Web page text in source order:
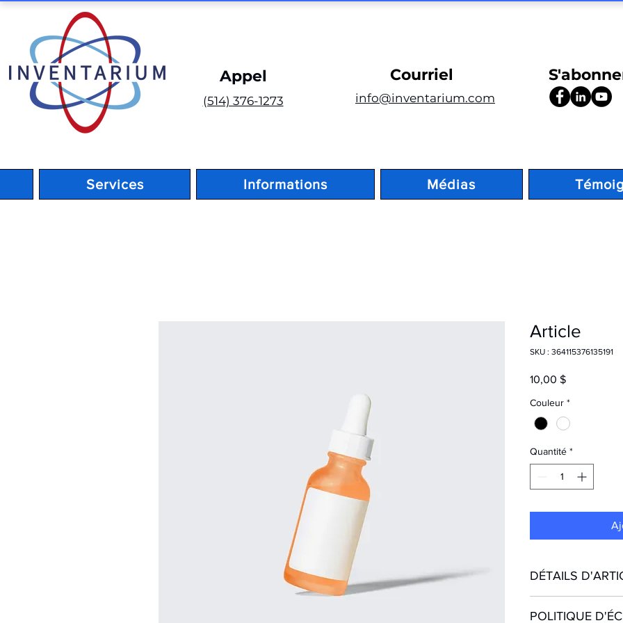
Appel
(514) 376-1273
Courriel
info@inventarium.com
Services Informations Médias
Article
SKU : 364115376135191
10,00 $Prix
Couleur *
Quantité *
DÉTAILS
l'article : taille,
POLITIQUE